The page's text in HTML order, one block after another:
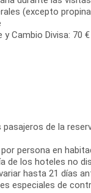
(excepto
y Cambio Divisa: 70
pasajeros de la
persona en
de los hoteles no
hasta 21 días
especiales de